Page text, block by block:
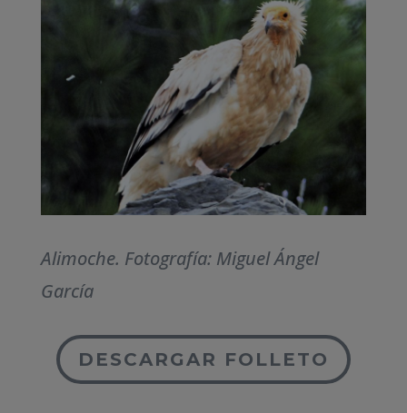
Alimoche. Fotografía: Miguel Ángel
García
DESCARGAR FOLLETO